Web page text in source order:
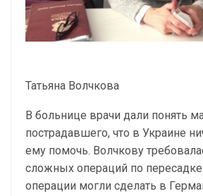
Татьяна Волчкова
В больнице врачи дали понять
пострадавшего, что в Украине
ему помочь. Волчкову
сложных операций по
операции могли сделать в